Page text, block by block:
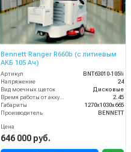
Bennett Ranger R660b (с литиевым
АКБ 105 Ач)
Артикул
BNT63010-105li
Напряжение
24
Вид моечных щеток
Дисковые
Время работы от аккумуляторов (ч)
2.45
Габариты
1270х1030х665
Производитель
BENNETT
Цена
646 000 руб.